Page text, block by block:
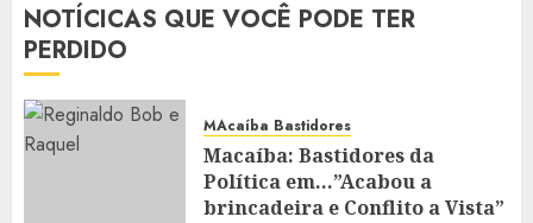
NOTÍCICAS QUE VOCÊ PODE TER
PERDIDO
MAcaíba Bastidores
Macaíba: Bastidores da
Política em…”Acabou a
brincadeira e Conflito a Vista”